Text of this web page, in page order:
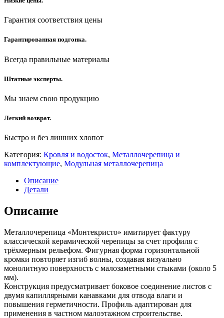
Гарантия соответствия цены
Гарантированная подгонка.
Всегда правильные материалы
Штатные эксперты.
Мы знаем свою продукцию
Легкий возврат.
Быстро и без лишних хлопот
Категория: Кровля и водосток, Металлочерепица и
комплектующие, Модульная металлочерепица
Описание
Детали
Описание
Металлочерепица «Монтекристо» имитирует фактуру
классической керамической черепицы за счет профиля с
трёхмерным рельефом. Фигурная форма горизонтальной
кромки повторяет изгиб волны, создавая визуально
монолитную поверхность с малозаметными стыками (около 5
мм).
Конструкция предусматривает боковое соединение листов с
двумя капиллярными канавками для отвода влаги и
повышения герметичности. Профиль адаптирован для
применения в частном малоэтажном строительстве.